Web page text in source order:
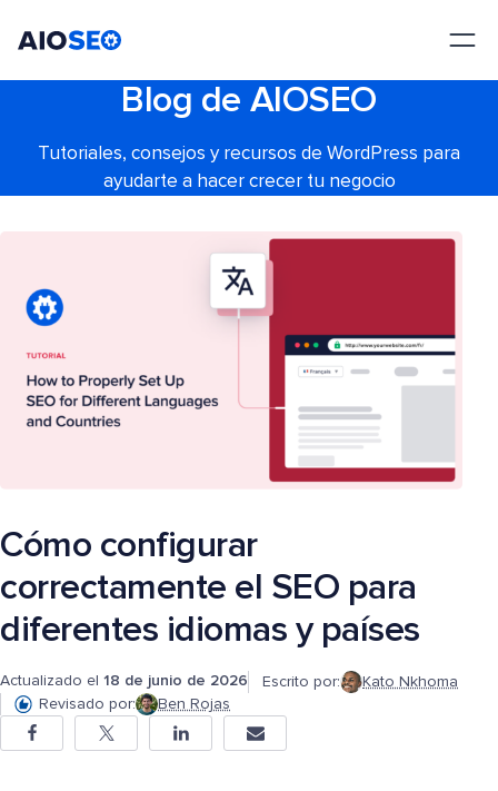
Blog de AIOSEO
Tutoriales, consejos y recursos de WordPress para
ayudarte a hacer crecer tu negocio
Cómo configurar
correctamente el SEO para
diferentes idiomas y países
Actualizado el 18 de junio de 2026 Escrito por:
Kato Nkhoma
Revisado por:
Ben Rojas